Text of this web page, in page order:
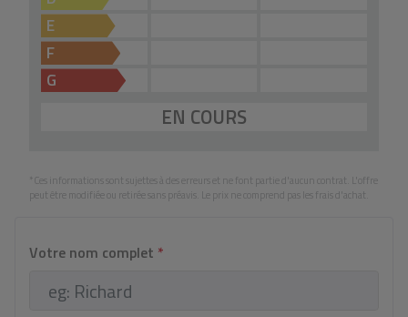
E
F
G
EN COURS
*Ces informations sont sujettes à des erreurs et ne font partie d'aucun contrat. L'offre
peut être modifiée ou retirée sans préavis. Le prix ne comprend pas les frais d'achat.
Votre nom complet *